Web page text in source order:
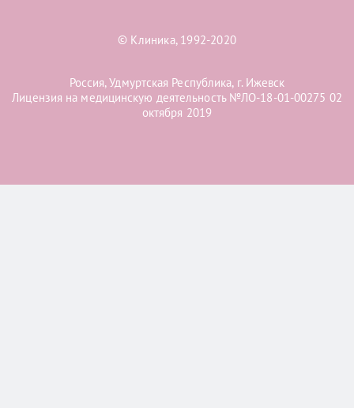
© Клиника, 1992-2020
Россия, Удмуртская Республика, г. Ижевск
Лицензия на медицинскую деятельность №ЛО-18-01-00275 02
октября 2019